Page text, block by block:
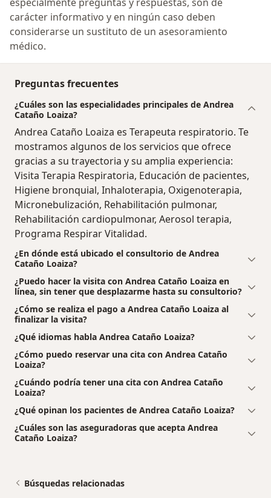
carácter informativo y en ningún caso deben
considerarse un sustituto de un asesoramiento
médico.
Preguntas frecuentes
¿Cuáles son las especialidades principales de Andrea
Cataño Loaiza?
Andrea Cataño Loaiza es Terapeuta respiratorio. Te
mostramos algunos de los servicios que ofrece
gracias a su trayectoria y su amplia experiencia:
Visita Terapia Respiratoria, Educación de pacientes,
Higiene bronquial, Inhaloterapia, Oxigenoterapia,
Micronebulización, Rehabilitación pulmonar,
Rehabilitación cardiopulmonar, Aerosol terapia,
Programa Respirar Vitalidad.
¿En dónde está ubicado el consultorio de Andrea
Cataño Loaiza?
¿Puedo hacer la visita con Andrea Cataño Loaiza en
línea, sin tener que desplazarme hasta su consultorio?
¿Cómo se realiza el pago a Andrea Cataño Loaiza al
finalizar la visita?
¿Qué idiomas habla Andrea Cataño Loaiza?
¿Cómo puedo reservar una cita con Andrea Cataño
Loaiza?
¿Cuándo podría tener una cita con Andrea Cataño
Loaiza?
¿Qué opinan los pacientes de Andrea Cataño Loaiza?
¿Cuáles son las aseguradoras que acepta Andrea
Cataño Loaiza?
Búsquedas relacionadas